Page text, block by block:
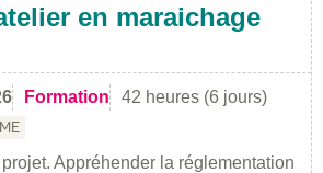
en maraichage
Formation 42 heures (6 jours)
Appréhender la réglementation